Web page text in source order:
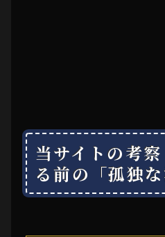
当サイトの考
る前の「孤独な